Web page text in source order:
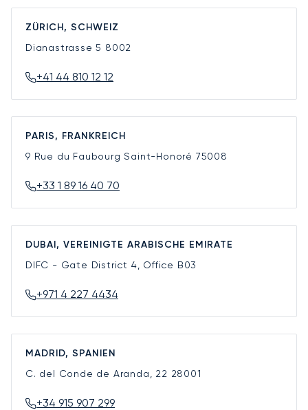
ZÜRICH, SCHWEIZ
Dianastrasse 5 8002
+41 44 810 12 12
PARIS, FRANKREICH
9 Rue du Faubourg Saint-Honoré 75008
+33 1 89 16 40 70
DUBAI, VEREINIGTE ARABISCHE EMIRATE
DIFC - Gate District 4, Office B03
+971 4 227 4434
MADRID, SPANIEN
C. del Conde de Aranda, 22 28001
+34 915 907 299